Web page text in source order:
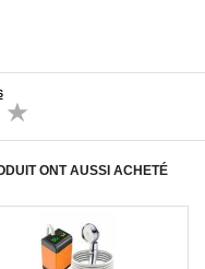
ONT AUSSI ACHETÉ